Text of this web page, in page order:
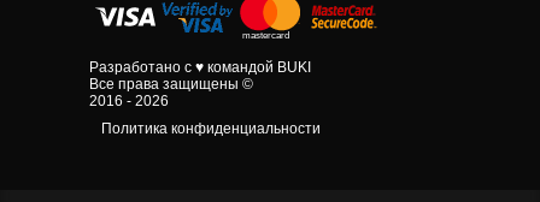
Разработано с ♥ командой BUKI
Все права защищены ©
2016 - 2026
Политика конфиденциальности